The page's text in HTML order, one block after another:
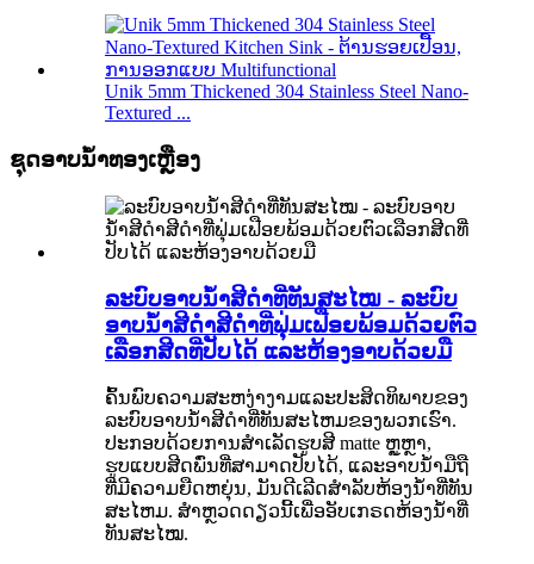
Unik 5mm Thickened 304 Stainless Steel Nano-
Textured ...
ຊຸດອາບນ້ໍາທອງເຫຼືອງ
ລະ​ບົບ​ອາບ​ນ້ຳ​ສີ​ດຳ​ທີ່​ທັນ​ສະ​ໄໝ - ລະ​ບົບ​
ອາບ​ນ້ຳ​ສີ​ດຳ​ສີ​ດຳ​ທີ່​ຟຸ່ມ​ເຟືອຍ​ພ້ອມ​ດ້ວຍ​ຕົວ​
ເລືອກ​ສີດ​ທີ່​ປັບ​ໄດ້ ແລະ​ຫ້ອງ​ອາບ​ດ້ວຍ​ມື
ຄົ້ນພົບຄວາມສະຫງ່າງາມແລະປະສິດທິພາບຂອງ
ລະບົບອາບນ້ໍາສີດໍາທີ່ທັນສະໄຫມຂອງພວກເຮົາ.
ປະກອບດ້ວຍການສໍາເລັດຮູບສີ matte ຫຼູຫຼາ,
ຮູບແບບສີດພົ່ນທີ່ສາມາດປັບໄດ້, ແລະອາບນ້ໍາມືຖື
ທີ່ມີຄວາມຍືດຫຍຸ່ນ, ມັນດີເລີດສໍາລັບຫ້ອງນ້ໍາທີ່ທັນ
ສະໄຫມ. ສຳຫຼວດດຽວນີ້ເພື່ອອັບເກຣດຫ້ອງນ້ຳທີ່
ທັນສະໄໝ.